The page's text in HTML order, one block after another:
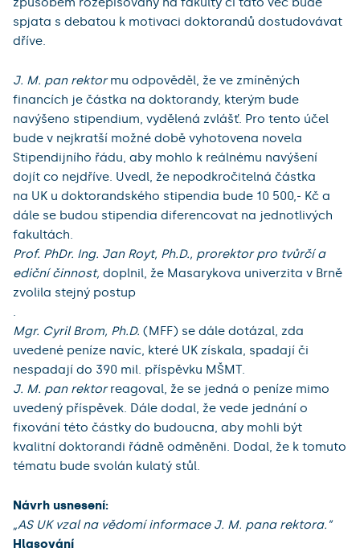
spjata s debatou k motivaci doktorandů dostudovávat
dříve.
J. M. pan rektormu odpověděl, že ve zmíněných
financích je částka na doktorandy, kterým bude
navýšeno stipendium, vydělená zvlášť. Pro tento účel
bude v nejkratší možné době vyhotovena novela
Stipendijního řádu, aby mohlo k reálnému navýšení
dojít co nejdříve. Uvedl, že nepodkročitelná částka
na UK u doktorandského stipendia bude 10 500,- Kč a
dále se budou stipendia diferencovat na jednotlivých
fakultách.
Prof. PhDr. Ing. Jan Royt, Ph.D., prorektor pro tvůrčí a
ediční činnost, doplnil, že Masarykova univerzita v Brně
zvolila stejný postup
.
Mgr. Cyril Brom, Ph.D. (MFF) se dále dotázal, zda
uvedené peníze navíc, které UK získala, spadají či
nespadají do 390 mil. příspěvku MŠMT.
J. M. pan rektorreagoval, že se jedná o peníze mimo
uvedený příspěvek. Dále dodal, že vede jednání o
fixování této částky do budoucna, aby mohli být
kvalitní doktorandi řádně odměněni. Dodal, že k tomuto
tématu bude svolán kulatý stůl.
Návrh usnesení:
„AS UK vzal na vědomí informace J. M. pana rektora.”
Hlasování